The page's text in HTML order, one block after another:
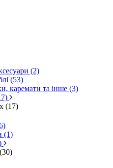
(2)
(53)
каремати та інше (3)
(17)
(1)